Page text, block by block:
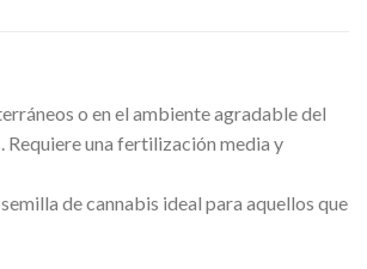
o en el ambiente agradable del
Requiere una fertilización media y
de cannabis ideal para aquellos que